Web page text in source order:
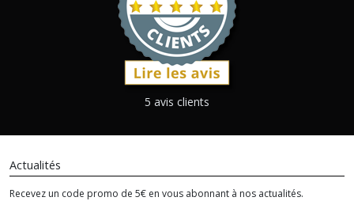
5 avis clients
Actualités
Recevez un code promo de 5€ en vous abonnant à nos actualités.